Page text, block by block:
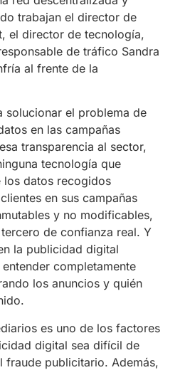
trabajan el director de
el director de tecnología,
de tráfico Sandra
al frente de la
solucionar el problema de
en las campañas
transparencia al sector,
tecnología que
los datos recogidos
en sus campañas
y no modificables,
de confianza real. Y
la publicidad digital
completamente
los anuncios y quién
es uno de los factores
digital sea difícil de
fraude publicitario. Además,